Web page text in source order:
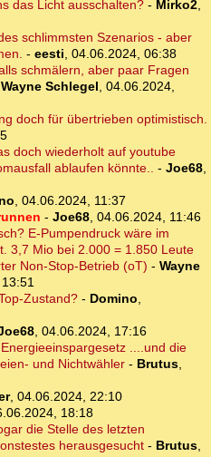
das Licht ausschalten?- Mirko2,
schlimmsten Szenarios - aber
- eesti, 04.06.2024, 06:38
schmälern, aber paar Fragen
Wayne Schlegel, 04.06.2024,
doch für übertrieben optimistisch.
doch wiederholt auf youtube
ablaufen könnte.. - Joe68,
, 04.06.2024, 11:37
- Joe68, 04.06.2024, 11:46
E-Pumpendruck wäre im
3,7 Mio bei 2.000 = 1.850 Leute
Non-Stop-Betrieb (oT) - Wayne
Zustand?- Domino,
, 04.06.2024, 17:16
....und die
und Nichtwähler - Brutus,
, 04.06.2024, 22:10
18:18
die Stelle des letzten
herausgesucht - Brutus,